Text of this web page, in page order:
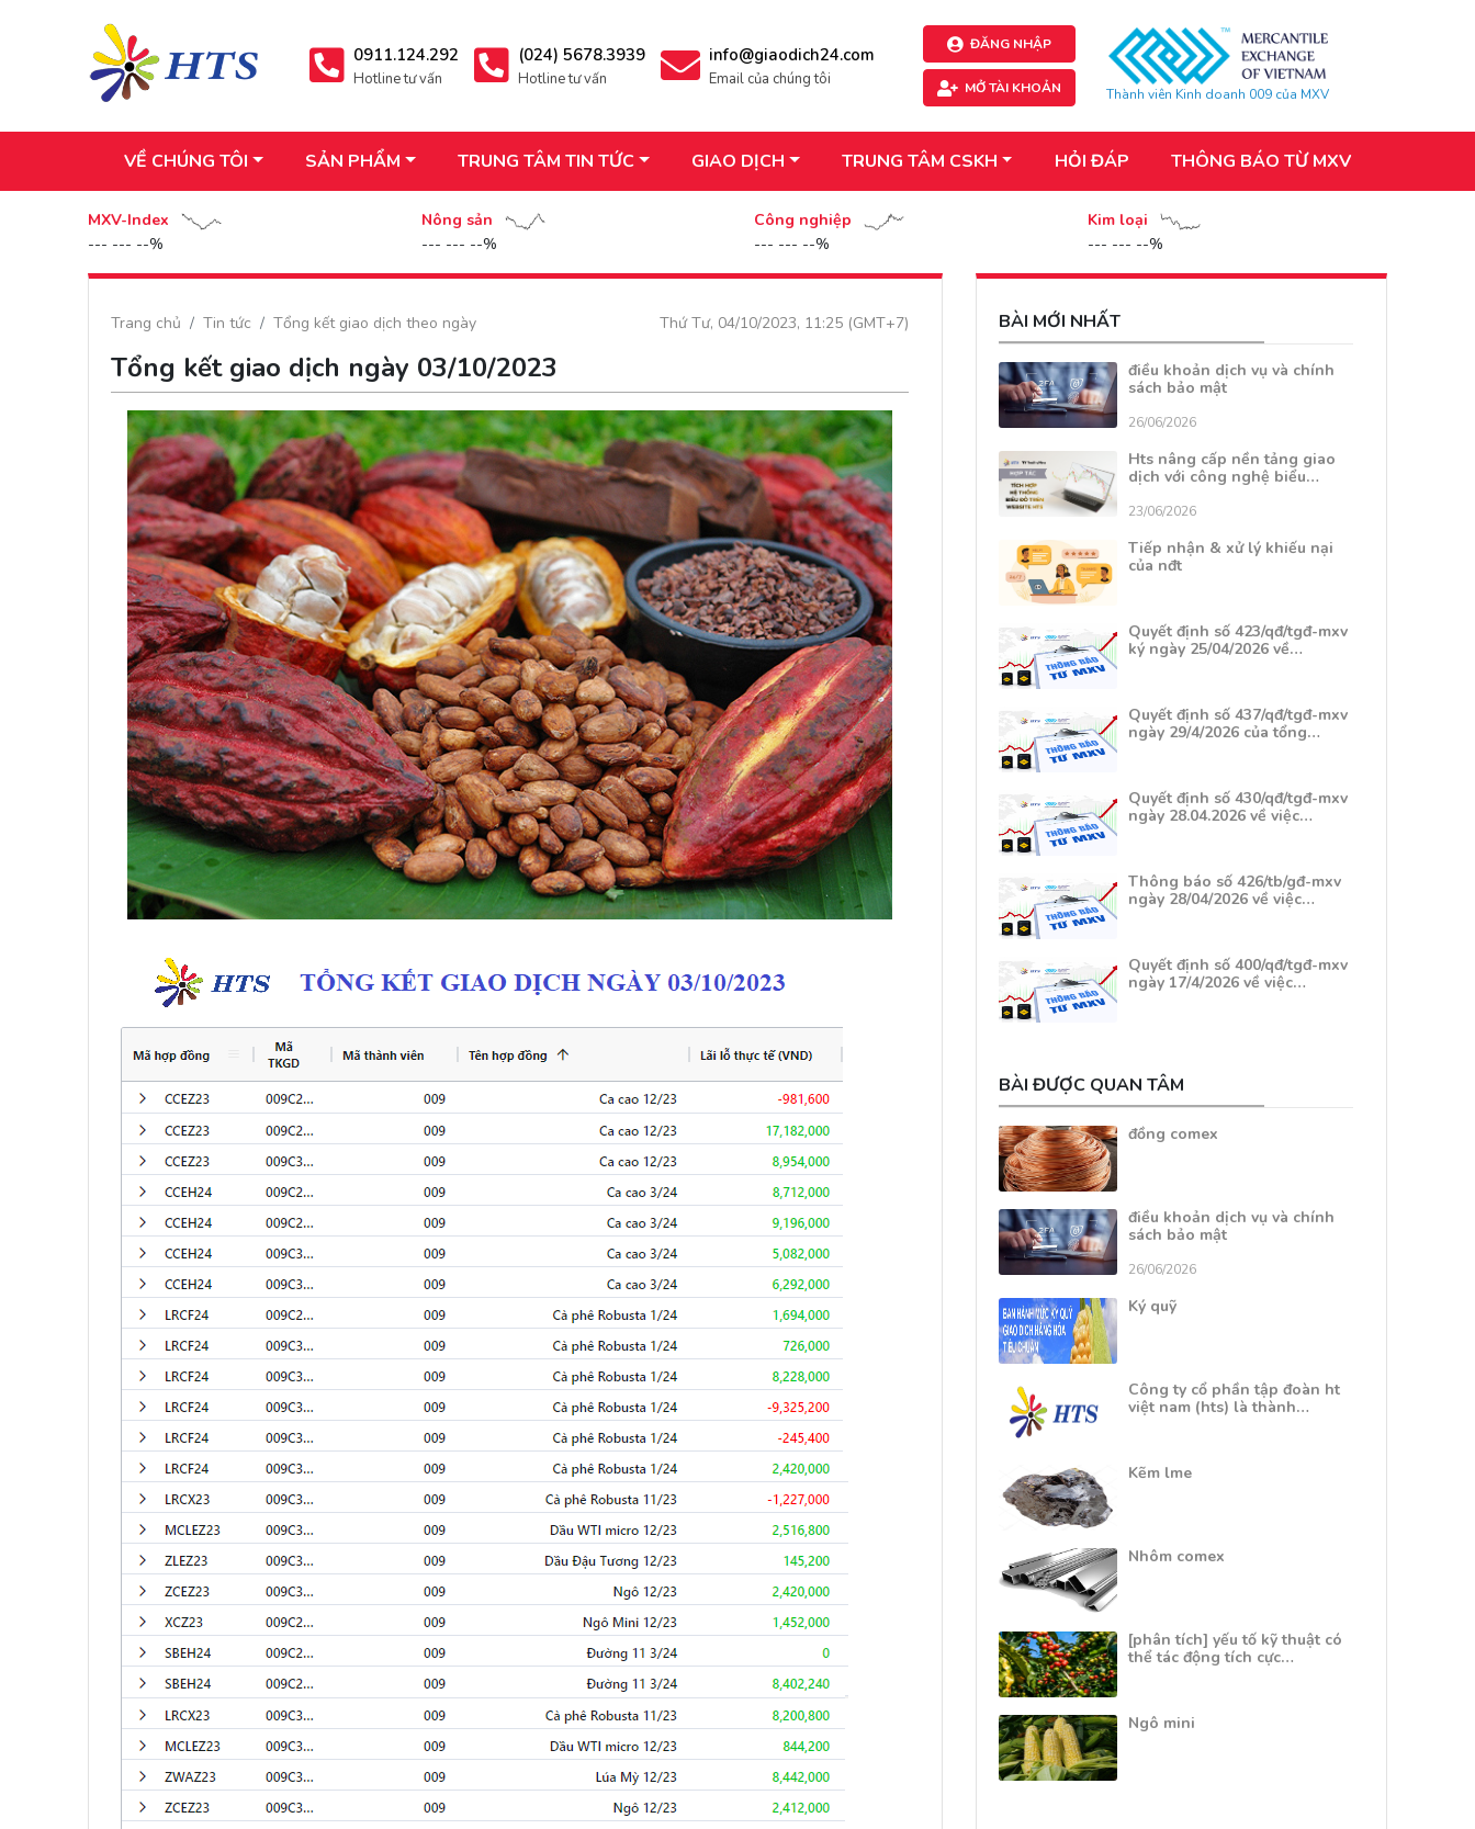
0911.124.292
Hotline tư vấn
(024) 5678.3939
Hotline tư vấn
info@giaodich24.com
Email của chúng tôi
ĐĂNG NHẬP
MỞ TÀI KHOẢN Thành viên Kinh doanh 009 của MXV
VỀ CHÚNG TÔI SẢN PHẨM TRUNG TÂM TIN TỨC GIAO DỊCH TRUNG TÂM CSKH HỎI ĐÁP THÔNG BÁO TỪ MXV
MXV-Index
--- --- --%
Nông sản
--- --- --%
Công nghiệp
--- --- --%
Kim loại
--- --- --%
Thứ Tư, 04/10/2023, 11:25 (GMT+7)
Trang chủ Tin tức Tổng kết giao dịch theo ngày
Tổng kết giao dịch ngày 03/10/2023
BÀI MỚI NHẤT
điều khoản dịch vụ và chính
sách bảo mật
26/06/2026
Hts nâng cấp nền tảng giao
dịch với công nghệ biểu…
23/06/2026
Tiếp nhận & xử lý khiếu nại
của nđt
Quyết định số 423/qđ/tgđ-mxv
ký ngày 25/04/2026 về…
Quyết định số 437/qđ/tgđ-mxv
ngày 29/4/2026 của tổng…
Quyết định số 430/qđ/tgđ-mxv
ngày 28.04.2026 về việc…
Thông báo số 426/tb/gđ-mxv
ngày 28/04/2026 về việc…
Quyết định số 400/qđ/tgđ-mxv
ngày 17/4/2026 về việc…
BÀI ĐƯỢC QUAN TÂM
đồng comex
điều khoản dịch vụ và chính
sách bảo mật
26/06/2026
Ký quỹ
Công ty cổ phần tập đoàn ht
việt nam (hts) là thành…
Kẽm lme
Nhôm comex
[phân tích] yếu tố kỹ thuật có
thể tác động tích cực…
Ngô mini